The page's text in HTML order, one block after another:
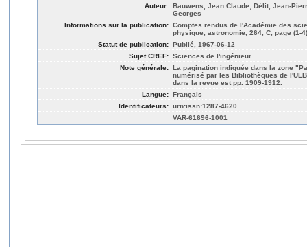
Auteur: Bauwens, Jean Claude; Délit, Jean-
Georges
Informations sur la publication: Comptes rendus de l'Académie des
physique, astronomie, 264, C, page (1-4)
Statut de publication: Publié, 1967-06-12
Sujet CREF: Sciences de l'ingénieur
Note générale: La pagination indiquée dans la zone
numérisé par les Bibliothèques de
dans la revue est pp. 1909-1912.
Langue: Français
Identificateurs: urn:issn:1287-4620
VAR-61696-1001